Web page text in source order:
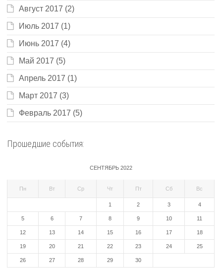
Август 2017 (2)
Июль 2017 (1)
Июнь 2017 (4)
Май 2017 (5)
Апрель 2017 (1)
Март 2017 (3)
Февраль 2017 (5)
Прошедшие события:
СЕНТЯБРЬ 2022
Пн Вт Ср Чт Пт Сб Вс
1 2 3 4
5 6 7 8 9 10 11
12 13 14 15 16 17 18
19 20 21 22 23 24 25
26 27 28 29 30